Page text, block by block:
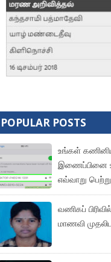
POPULAR POSTS
உங்கள்
இணைப்பினை
எவ்வாறு
வணிகப்
மாணவி